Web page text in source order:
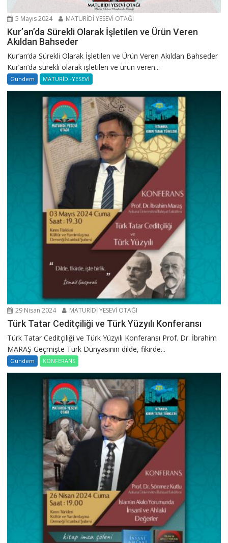
5 Mayıs 2024 MATURİDİ YESEVİ OTAĞI
Kur’an’da Sürekli Olarak İşletilen ve Ürün Veren
Akıldan Bahseder
Kur’an’da Sürekli Olarak İşletilen ve Ürün Veren Akıldan Bahseder
Kur’an’da sürekli olarak işletilen ve ürün veren...
Gündem MATURİDİ-YESEVİ
29 Nisan 2024 MATURİDİ YESEVİ OTAĞI
Türk Tatar Ceditçiliği ve Türk Yüzyılı Konferansı
Türk Tatar Ceditçiliği ve Türk Yüzyılı Konferansı Prof. Dr. İbrahim
MARAŞ Geçmişte Türk Dünyasının dilde, fikirde...
Gündem KONFERANS